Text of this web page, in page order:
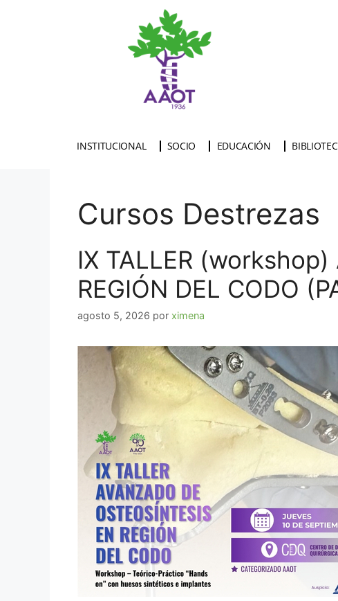
INSTITUCIONAL SOCIO EDUCACIÓN
Cursos Destrezas
IX TALLER (workshop)
REGIÓN DEL CODO
agosto 5, 2026 por ximena